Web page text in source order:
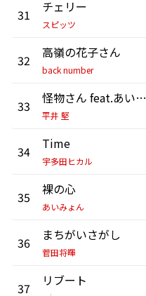
31 チェリー
スピッツ
32 高嶺の花子さん
back number
33 怪物さん feat.あいみょん
平井 堅
34 Time
宇多田ヒカル
35 裸の心
あいみょん
36 まちがいさがし
菅田将暉
37 リブート